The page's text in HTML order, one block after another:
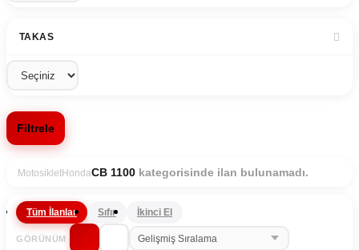
TAKAS
Filtrele
MotosikletHondaCB 1100 kategorisinde ilan bulunamadı.
Tüm İlanlar Sıfır İkinci El
GÖRÜNÜM